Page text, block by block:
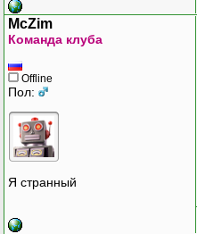
McZim
Команда клуба
Offline
Пол:
Я странный